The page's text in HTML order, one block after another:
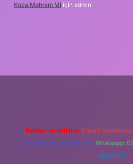
Koca Mahrem Mi için admin
Reklam ve İletişim: E-mail:
forumhizmeti@gmail.com Whatsapp:
@karabul